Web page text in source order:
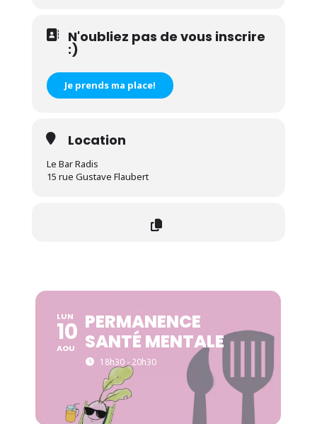
N'oubliez pas de vous inscrire
:)
Je prends ma place!
Location
Le Bar Radis
15 rue Gustave Flaubert
LUN
10
AOU
PERMANENCE
SANTÉ MENTALE
18h30 - 20h30